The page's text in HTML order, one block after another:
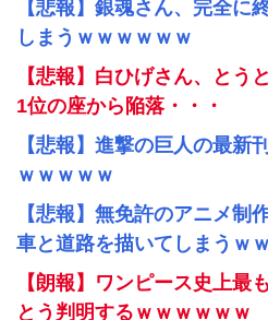
【悲報】銀魂さん、完全に
しまうｗｗｗｗｗｗ
【悲報】白ひげさん、とう
1位の座から陥落・・・
【悲報】進撃の巨人の最新
ｗｗｗｗｗ
【悲報】無免許のアニメ制
車と道路を描いてしまうｗ
【朗報】ワンピース史上最
とう判明するｗｗｗｗｗｗ